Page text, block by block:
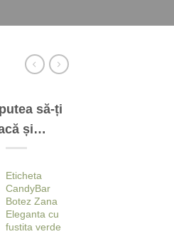
să-ți
și…
Eticheta
CandyBar
Botez Zana
Eleganta cu
fustita verde